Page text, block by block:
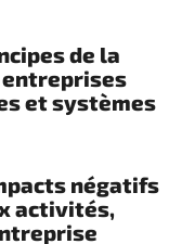
de la
entreprises
et systèmes
négatifs
activités,